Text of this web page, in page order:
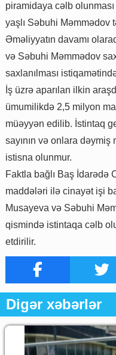
piramidaya cəlb
yaşlı Səbuhi Məmmədov
Əməliyyatın davamı
və Səbuhi Məmmədov
saxlanılması
İş üzrə aparılan ilkin
ümumilikdə 2,5 milyon
müəyyən edilib. İstintaq
sayının və onlara dəymiş
istisna olunmur.
Faktla bağlı Baş İdarədə
maddələri ilə cinayət işi
Musayeva və Səbuhi
qismində istintaqa cəlb
etdirilir.
Digər xəbərlər